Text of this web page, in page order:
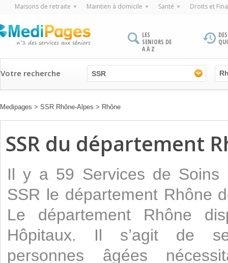
Maisons de retraite Maintien à domicile Santé Droits et
LES
SENIORS DE
A À Z
Votre recherche SSR
Medipages > SSR Rhône-Alpes > Rhône
SSR du département
Il y a 59 Services de Soins
SSR le département Rhône
Le département Rhône
Hôpitaux. Il s’agit de
personnes âgées